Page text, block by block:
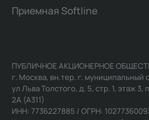
Приемная Softline
ПУБЛИЧНОЕ АКЦИОНЕРНОЕ
г. Москва, вн.тер. г. муниципальный
ул Льва Толстого, д. 5, стр. 1, этаж
2А (А311)
ИНН: 7736227885 / ОГРН: